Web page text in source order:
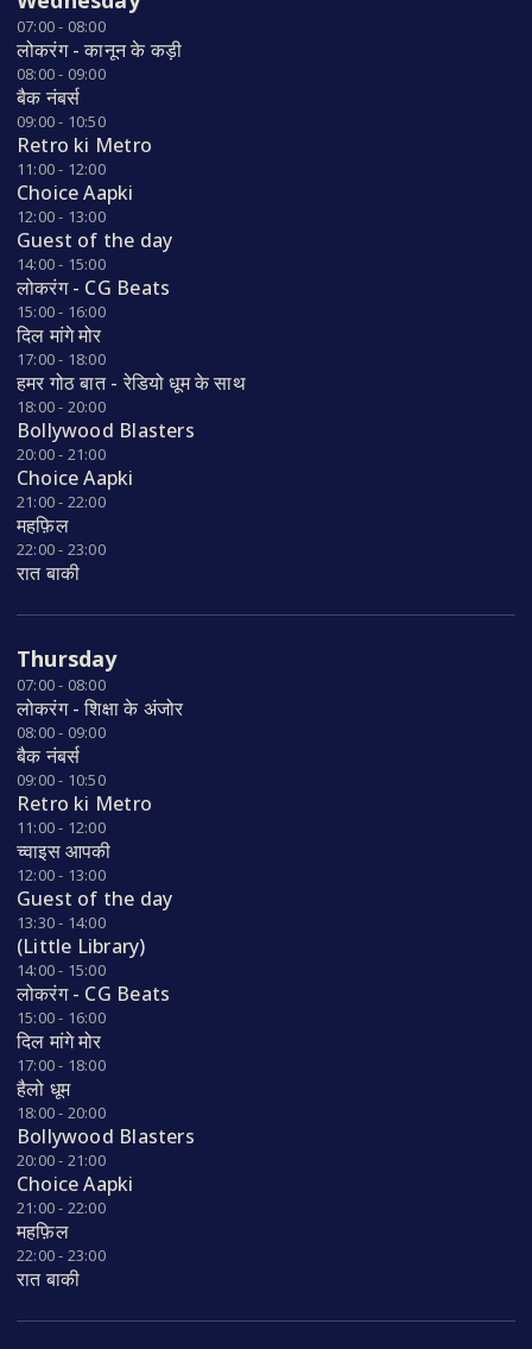
07:00 - 08:00
लोकरंग - कानून के कड़ी
08:00 - 09:00
बैक नंबर्स
09:00 - 10:50
Retro ki Metro
11:00 - 12:00
Choice Aapki
12:00 - 13:00
Guest of the day
14:00 - 15:00
लोकरंग - CG Beats
15:00 - 16:00
दिल मांगे मोर
17:00 - 18:00
हमर गोठ बात - रेडियो धूम के साथ
18:00 - 20:00
Bollywood Blasters
20:00 - 21:00
Choice Aapki
21:00 - 22:00
महफ़िल
22:00 - 23:00
रात बाकी
Thursday
07:00 - 08:00
लोकरंग - शिक्षा के अंजोर
08:00 - 09:00
बैक नंबर्स
09:00 - 10:50
Retro ki Metro
11:00 - 12:00
च्वाइस आपकी
12:00 - 13:00
Guest of the day
13:30 - 14:00
(Little Library)
14:00 - 15:00
लोकरंग - CG Beats
15:00 - 16:00
दिल मांगे मोर
17:00 - 18:00
हैलो धूम
18:00 - 20:00
Bollywood Blasters
20:00 - 21:00
Choice Aapki
21:00 - 22:00
महफ़िल
22:00 - 23:00
रात बाकी